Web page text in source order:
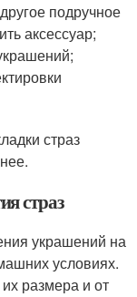
подручное
аксессуар;
страз
страз
украшений на
условиях.
размера и от